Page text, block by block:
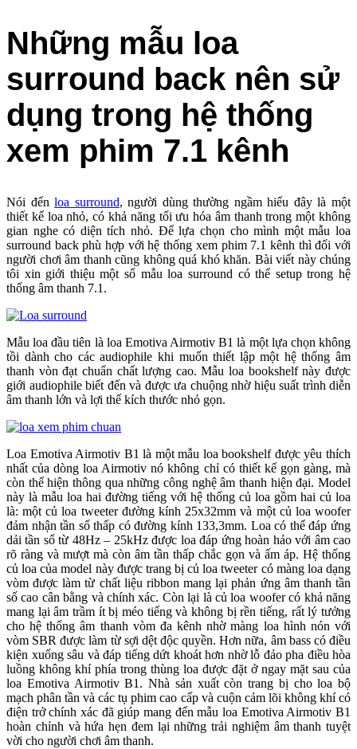
Những mẫu loa
surround back nên sử
dụng trong hệ thống
xem phim 7.1 kênh
Nói đếnloa surround, người dùng thường ngầm hiểu đây là một
thiết kế loa nhỏ, có khả năng tối ưu hóa âm thanh trong một không
gian nghe có diện tích nhỏ. Để lựa chọn cho mình một mẫu loa
surround back phù hợp với hệ thống xem phim 7.1 kênh thì đối với
người chơi âm thanh cũng không quá khó khăn. Bài viết này chúng
tôi xin giới thiệu một số mẫu loa surround có thể setup trong hệ
thống âm thanh 7.1.
Mẫu loa đầu tiên là loa Emotiva Airmotiv B1 là một lựa chọn không
tồi dành cho các audiophile khi muốn thiết lập một hệ thống âm
thanh vòn đạt chuẩn chất lượng cao. Mẫu loa bookshelf này được
giới audiophile biết đến và được ưa chuộng nhờ hiệu suất trình diễn
âm thanh lớn và lợi thế kích thước nhỏ gọn.
Loa Emotiva Airmotiv B1 là một mẫu loa bookshelf được yêu thích
nhất của dòng loa Airmotiv nó không chỉ có thiết kế gọn gàng, mà
còn thể hiện thông qua những công nghệ âm thanh hiện đại. Model
này là mẫu loa hai đường tiếng với hệ thống củ loa gồm hai củ loa
là: một củ loa tweeter đường kính 25x32mm và một củ loa woofer
đảm nhận tần số thấp có đường kính 133,3mm. Loa có thể đáp ứng
dải tần số từ 48Hz – 25kHz được loa đáp ứng hoàn hảo với âm cao
rõ ràng và mượt mà còn âm tần thấp chắc gọn và ấm áp. Hệ thống
củ loa của model này được trang bị củ loa tweeter có màng loa dạng
vòm được làm từ chất liệu ribbon mang lại phản ứng âm thanh tần
số cao cân bằng và chính xác. Còn lại là củ loa woofer có khả năng
mang lại âm trầm ít bị méo tiếng và không bị rền tiếng, rất lý tưởng
cho hệ thống âm thanh vòm đa kênh nhờ màng loa hình nón với
vòm SBR được làm từ sợi dệt độc quyền. Hơn nữa, âm bass có điều
kiện xuống sâu và đáp tiếng dứt khoát hơn nhờ lỗ đảo pha điều hòa
luồng không khí phía trong thùng loa được đặt ở ngay mặt sau của
loa Emotiva Airmotiv B1. Nhà sản xuất còn trang bị cho loa bộ
mạch phân tần và các tụ phim cao cấp và cuộn cảm lõi không khí có
điện trở chính xác đã giúp mang đến mẫu loa Emotiva Airmotiv B1
hoàn chỉnh và hứa hẹn đem lại những trải nghiệm âm thanh tuyệt
vời cho người chơi âm thanh.